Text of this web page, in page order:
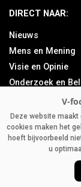
DIRECT NAAR:
Nieuws
Mens en Mening
Visie en Opinie
Onderzoek en
Bedrijfsnieuws
Column
V-FOCUS.NL
Deze website
cookies maken het
hoeft bijvoorbeeld
u